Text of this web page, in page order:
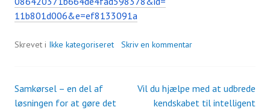
11b801d006&e=ef8133091a
Skrevet i Ikke kategoriseret Skriv en kommentar
Indlæg
Samkørsel – en del af
løsningen for at gøre det
Vil du hjælpe med at udbrede
kendskabet til intelligent